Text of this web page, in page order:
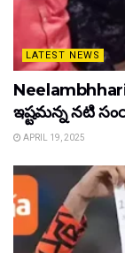
LATEST NEWS
ఇష్టమన్న నటి
APRIL 19, 2025